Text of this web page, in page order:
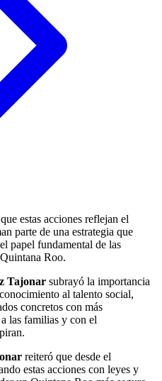
estas acciones reflejan el
parte de una estrategia que
papel fundamental de las
Roo.
Tajonar subrayó la importancia
al talento social,
concretos con más
las familias y con el
reiteró que desde el
estas acciones con leyes y